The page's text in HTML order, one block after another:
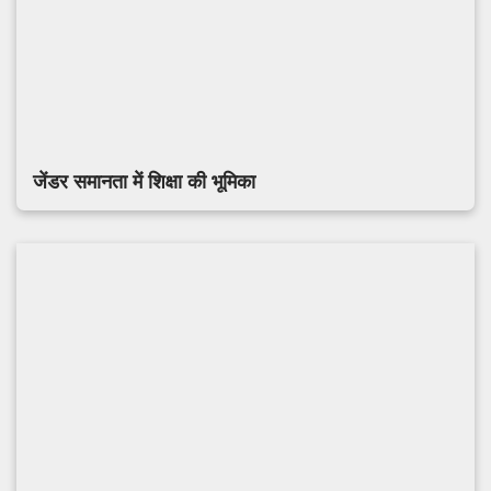
जेंडर समानता में शिक्षा की भूमिका